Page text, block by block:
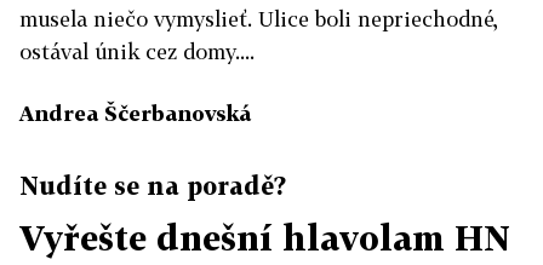
musela niečo vymyslieť. Ulice boli nepriechodné,
ostával únik cez domy....
Andrea Ščerbanovská
Nudíte se na poradě?
Vyřešte dnešní hlavolam HN